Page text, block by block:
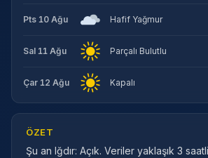
Pts 10 Ağu Hafif Yağmur
Sal 11 Ağu Parçalı Bulutlu
Çar 12 Ağu Kapalı
ÖZET
Şu an Iğdır: Açık. Veriler yaklaşık 3